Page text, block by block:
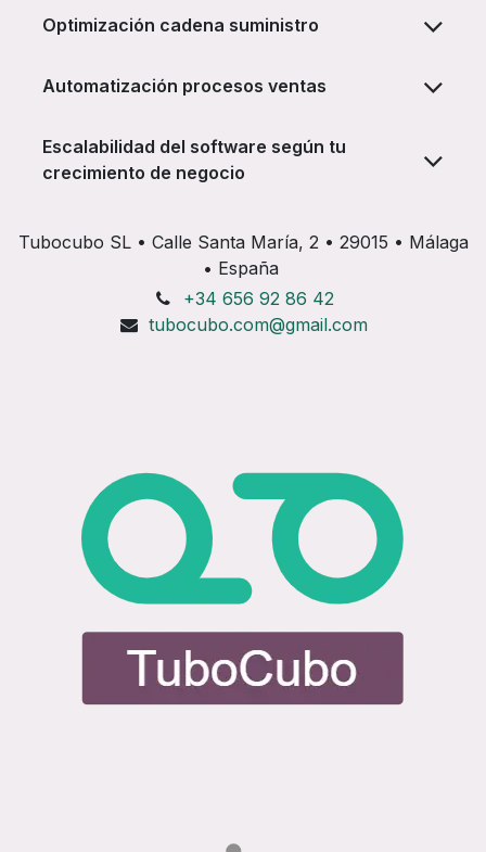
Optimización cadena suministro
Automatización procesos ventas
Escalabilidad del software según tu
crecimiento de negocio
Tubocubo SL • Calle Santa María, 2 • 29015 • Málaga
• España
+34 656 92 86 42
tubocubo.com@gmail.com